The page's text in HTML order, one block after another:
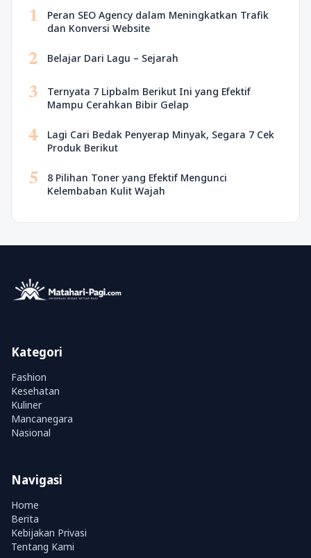
1
Peran SEO Agency dalam Meningkatkan Trafik
dan Konversi Website
2 Belajar Dari Lagu – Sejarah
3
Ternyata 7 Lipbalm Berikut Ini yang Efektif
Mampu Cerahkan Bibir Gelap
4
Lagi Cari Bedak Penyerap Minyak, Segara 7 Cek
Produk Berikut
5
8 Pilihan Toner yang Efektif Mengunci
Kelembaban Kulit Wajah
Kategori
Fashion
Kesehatan
Kuliner
Mancanegara
Nasional
Navigasi
Home
Berita
Kebijakan Privasi
Tentang Kami